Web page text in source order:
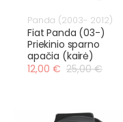
Panda (2003- 2012)
Fiat Panda (03-)
Priekinio sparno
apačia (kairė)
12,00 € 25,00 €